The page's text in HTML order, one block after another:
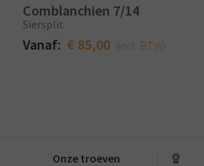
Comblanchien 7/14
Siersplit
Vanaf: € 85,00 (incl. BTW)
Onze troeven